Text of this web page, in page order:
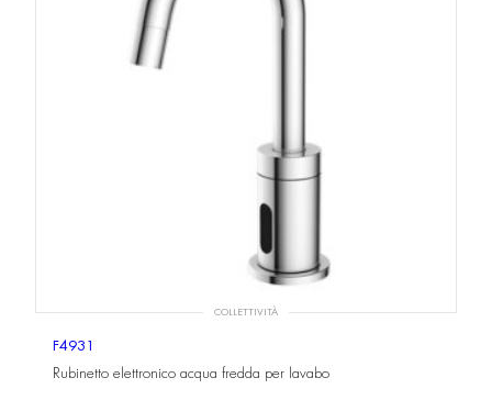
COLLETTIVITÀ
F4931
Rubinetto elettronico acqua fredda per lavabo